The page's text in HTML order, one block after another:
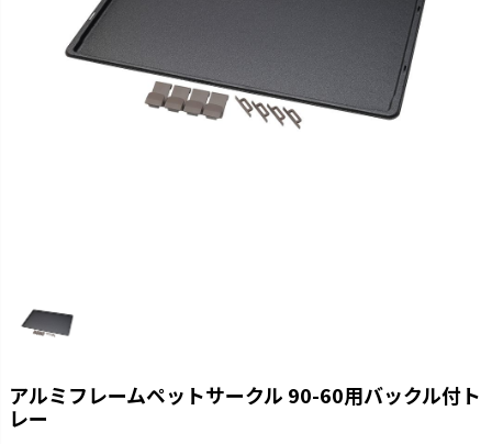
アルミフレームペットサークル 90-60用バックル付ト
レー